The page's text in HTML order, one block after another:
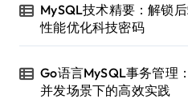
MySQL技术精要：解锁
性能优化科技密码
Go语言MySQL事务管理
并发场景下的高效实践